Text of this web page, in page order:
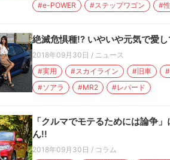
#e-POWER
#ステップワゴン #
絶滅危惧種!? いやいや元気で愛
2018年09月30日 / ニュース
#実用
#スカイライン #旧車
#ソアラ
#MR2 #レパード
「クルマでモテるためには論争
ん!!
2018年09月30日 / コラム